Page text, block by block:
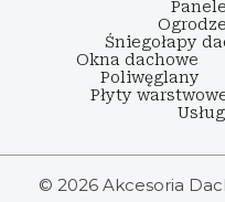
Śniegołapy
Okna dachowe
Poliwęglany
Płyty
© 2026 Akcesoria